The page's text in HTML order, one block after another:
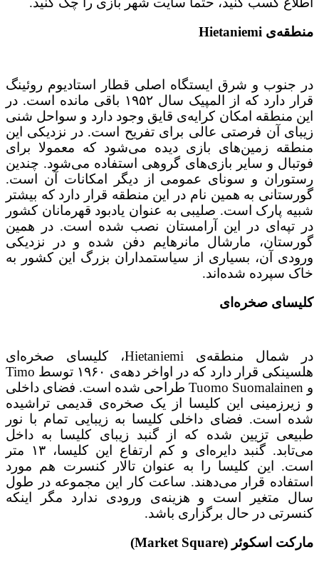
منطقه‌ی Hietaniemi
در جنوب و شرق ایستگاه اصلی قطار استادیوم روئینگ
قرار دارد که از المپیک سال ۱۹۵۲ باقی مانده است. در
این منطقه امکان کرایه‌ی قایق وجود دارد و سواحل شنی
زیبای آن فرصتی عالی برای تفریح است. در نزدیکی این
منطقه زمین‌های بازی دیده می‌شود که معمولا برای
فوتبال و سایر بازی‌های گروهی استفاده می‌شود. چندین
رستوران و سونای عمومی از دیگر امکانات آن است.
گورستانی به همین نام در این منطقه قرار دارد که بیشتر
شبیه پارک است. صلیبی به عنوان یادبود قهرمانان کشور
در تپه‌ای در این آرامستان نصب شده است. در همین
گورستان، مارشال مانرهایم دفن شده و در نزدیکی
ورودی آن، بسیاری از سیاستمداران بزرگ این کشور به
خاک سپرده شده‌اند.
کلیسای صخره‌ای
در شمال منطقه‌ی Hietaniemi، کلیسای صخره‌ای
هلسینکی قرار دارد که در اواخر دهه‌ی ۱۹۶۰ توسط Timo
و Tuomo Suomalainen طراحی شده است. فضای داخلی
و زیرزمینی این کلیسا از یک صخره‌ی قدیمی تراشیده
شده است. فضای داخلی کلیسا به زیبایی تمام با نور
طبیعی تزیین شده که از گنبد زیبای کلیسا به داخل
می‌تابد. گنبد دایره‌ای و کم ارتفاع این کلیسا، ۱۳ متر
است. این کلیسا را به عنوان تالار کنسرت هم مورد
استفاده قرار می‌دهند. ساعت کار این مجموعه در طول
سال متغیر است و هزینه‌ی ورودی ندارد مگر اینکه
کنسرتی در حال برگزاری باشد.
مارکت اسکوئر (Market Square)